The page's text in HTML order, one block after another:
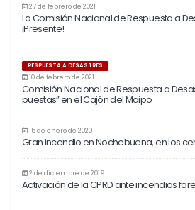
27 de febrero de 2021
La Comisión Nacional de Respuesta a
¡Presente!
RESPUESTA A DESASTRES
10 de febrero de 2021
Comisión Nacional de Respuesta a
puestas” en el Cajón del Maipo
15 de enero de 2020
Gran incendio en Nochebuena, en los
2 de diciembre de 2019
Activación de la CPRD ante incendios